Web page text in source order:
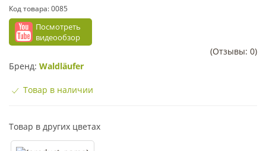
Код товара:0085
Посмотреть
видеообзор
(Отзывы: 0)
Бренд: Waldläufer
Товар в наличии
Товар в других цветах